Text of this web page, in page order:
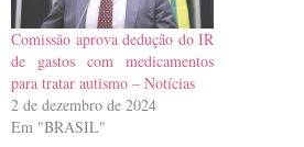
Comissão aprova dedução do IR
de gastos com medicamentos
para tratar autismo – Notícias
2 de dezembro de 2024
Em "BRASIL"